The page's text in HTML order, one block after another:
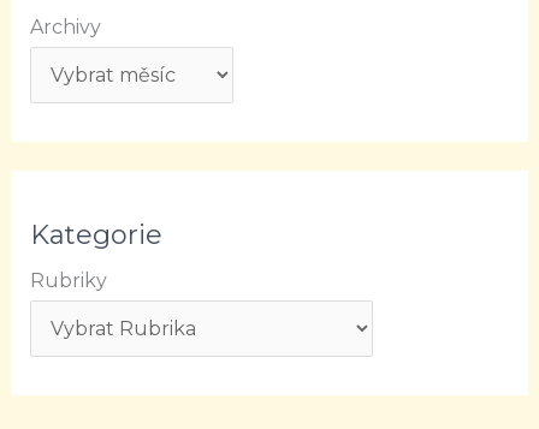
Archivy
Kategorie
Rubriky